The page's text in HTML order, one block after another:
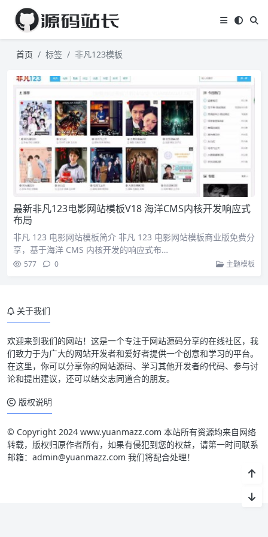
首页 标签 非凡123模板
最新非凡123电影网站模板V18 海洋CMS内核开发响应式
布局
非凡 123 电影网站模板简介 非凡 123 电影网站模板商业版免费分
享，基于海洋 CMS 内核开发的响应式布…
577 0 主题模板
关于我们
欢迎来到我们的网站！这是一个专注于网站源码分享的在线社区，我
们致力于为广大的网站开发者和爱好者提供一个创意和学习的平台。
在这里，你可以分享你的网站源码、学习其他开发者的代码、参与讨
论和提出建议，还可以结交志同道合的朋友。
版权说明
© Copyright 2024 www.yuanmazz.com 本站所有资源均来自网络
转载，版权归原作者所有，如果有侵犯到您的权益，请第一时间联系
邮箱：admin@yuanmazz.com 我们将配合处理！